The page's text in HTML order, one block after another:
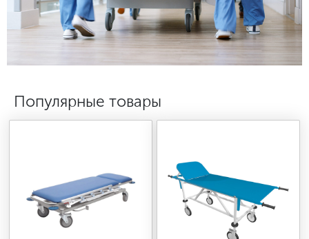
ПРОИЗВОДСТВЕННАЯ МЕБЕЛЬ
СИСТЕМЫ ХРАНЕНИЯ
МЕБЕЛЬ ДЛЯ ДОМА
Популярные товары